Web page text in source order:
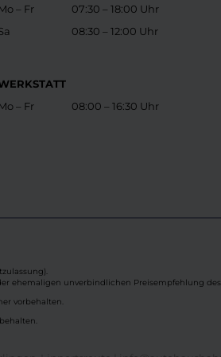
– Fr
07:30 – 18:00 Uhr
08:30 – 12:00 Uhr
– Fr
08:00 – 16:30 Uhr
ehemaligen unverbindlichen Preisempfehlung
vorbehalten.